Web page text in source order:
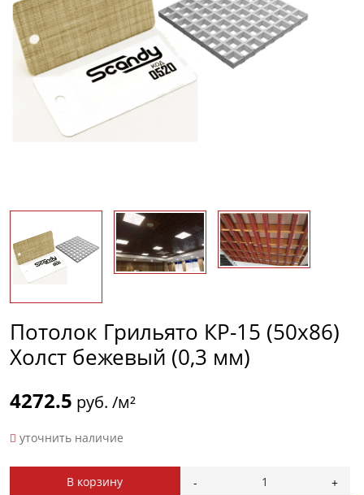
Потолок Грильято КР-15 (50х86)
Холст бежевый (0,3 мм)
4272.5 руб. /м²
уточнить наличие
В корзину